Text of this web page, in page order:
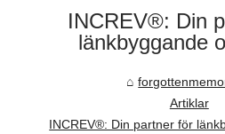
INCREV®: Din
länkbyggande
Artiklar
INCREV®: Din partner för